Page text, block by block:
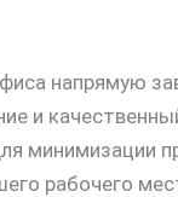
напрямую
и
минимизации
рабочего